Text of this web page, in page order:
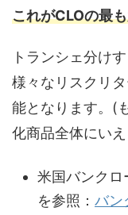
これがCLOの最
トランシェ分け
様々なリスクリ
能となります。(
化商品全体にい
米国バンクロ
を参照： バン